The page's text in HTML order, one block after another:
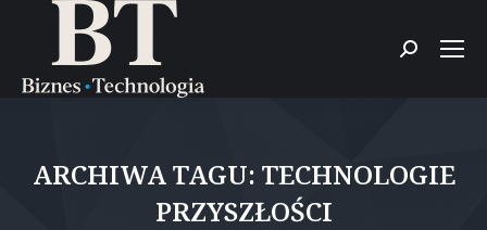
Szukaj:
ARCHIWA TAGU: TECHNOLOGIE
PRZYSZŁOŚCI